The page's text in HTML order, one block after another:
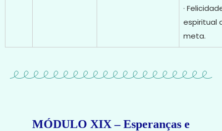
·
espiritual
meta.
MÓDULO XIX – Esperanças e